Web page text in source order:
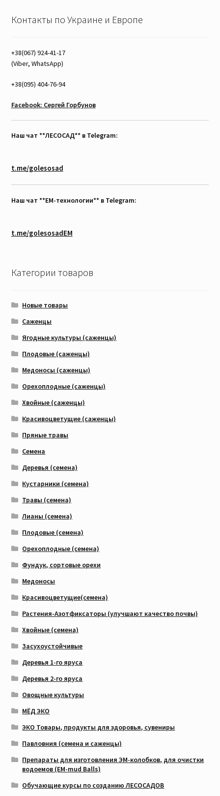
Контакты по Украине и Европе
+38(067) 924-41-17
(Viber, WhatsApp)
+38(095) 404-76-94
Facebook: Сергей Горбунов
Наш чат **ЛЕСОСАД** в Telegram:
t.me/golesosad
Наш чат **EM-технологии** в Telegram:
t.me/golesosadEM
Категории товаров
Новые товары
Саженцы
Ягодные культуры (саженцы)
Плодовые (саженцы)
Медоносы (саженцы)
Орехоплодные (саженцы)
Хвойные (саженцы)
Красивоцветущие (саженцы)
Пряные травы
Семена
Деревья (семена)
Кустарники (семена)
Травы (семена)
Лианы (семена)
Плодовые (семена)
Орехоплодные (семена)
Фундук, сортовые орехи
Медоносы
Красивоцветущие(семена)
Растения-Азотфиксаторы (улучшают качество почвы)
Хвойные (семена)
Засухоустойчивые
Деревья 1-го яруса
Деревья 2-го яруса
Овощные культуры
МЁД ЭКО
ЭКО Товары, продукты для здоровья, сувениры
Павловния (семена и саженцы)
Препараты для изготовления ЭМ-колобков, для очистки
водоемов (EM-mud Balls)
Обучающие курсы по созданию ЛЕСОСАДОВ